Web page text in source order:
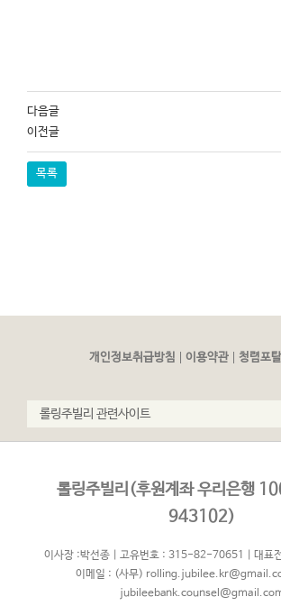
다음글
이전글
목록
개인정보취급방침 | 이용약관 | 청렴포
롤링주빌리(후원계좌 우리은행
943102)
이사장 :박선종 | 고유번호 : 315-82-70651 | 대표
이메일 : (사무)